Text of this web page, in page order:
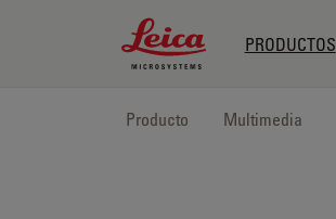
Leica Microsystems Logo
PRODUCTOS
Producto Multimedia